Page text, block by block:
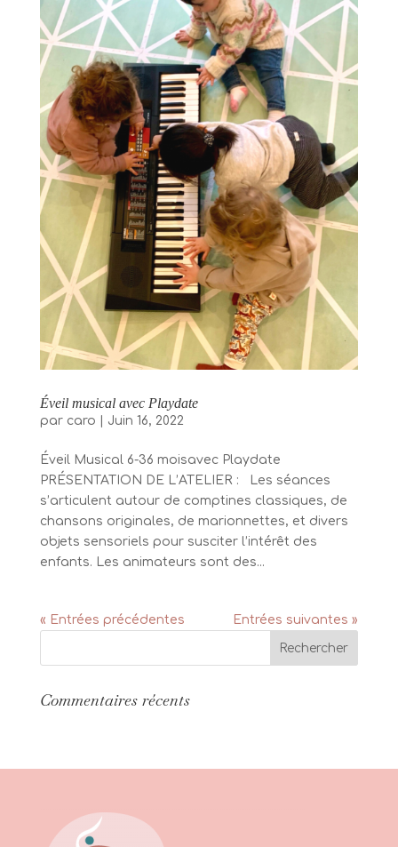
Éveil musical avec Playdate
par caro Juin 16, 2022
Éveil Musical 6-36 moisavec Playdate
PRÉSENTATION DE L’ATELIER : Les séances
s’articulent autour de comptines classiques, de
chansons originales, de marionnettes, et divers
objets sensoriels pour susciter l’intérêt des
enfants. Les animateurs sont des...
« Entrées précédentes Entrées suivantes »
Commentaires récents